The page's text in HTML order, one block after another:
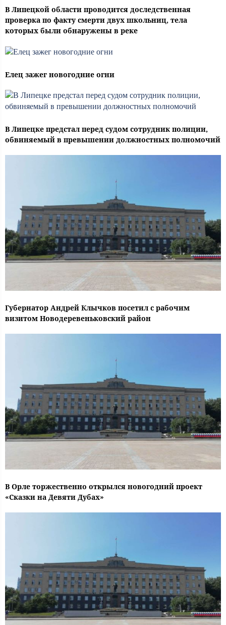
В Липецкой области проводится доследственная
проверка по факту смерти двух школьниц, тела
которых были обнаружены в реке
Елец зажег новогодние огни
В Липецке предстал перед судом сотрудник полиции,
обвиняемый в превышении должностных полномочий
Губернатор Андрей Клычков посетил с рабочим
визитом Новодеревеньковский район
В Орле торжественно открылся новогодний проект
«Сказки на Девяти Дубах»